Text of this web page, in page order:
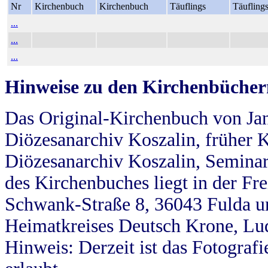
Nr
Kirchenbuch
Kirchenbuch
Täuflings
Täuflings
...
...
...
Hinweise zu den
Das Original-Kirchenbuch von
Diözesanarchiv Koszalin, früher
Diözesanarchiv Koszalin,
des Kirchenbuches liegt in der
Schwank-Straße 8, 36043 Fulda
Heimatkreises Deutsch Krone,
Hinweis: Derzeit ist das